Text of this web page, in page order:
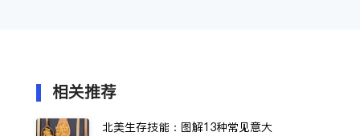
相关推荐
北美生存技能：图解13种常见意大